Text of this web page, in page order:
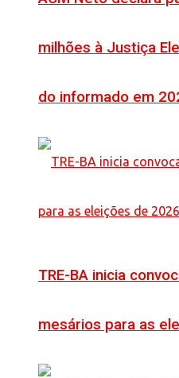
milhões à Justiça
do informado em
TRE-BA inicia
mesários para as